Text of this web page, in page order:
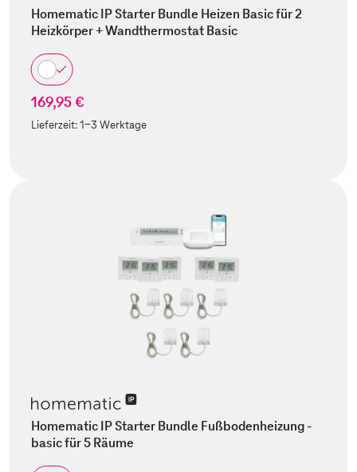
Homematic IP Starter Bundle Heizen Basic für 2
Heizkörper + Wandthermostat Basic
169,95 €
Lieferzeit:1-3 Werktage
Homematic IP Starter Bundle Fußbodenheizung -
basic für 5 Räume